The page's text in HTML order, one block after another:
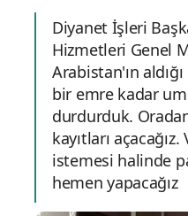
Diyanet İşleri
Hizmetleri Genel
Arabistan'ın
bir emre kadar
durdurduk.
kayıtları
istemesi halinde
hemen yapacağız